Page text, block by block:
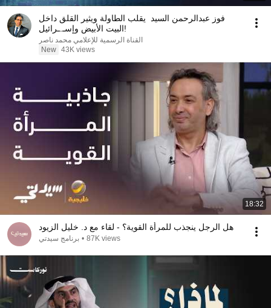
فوز عبدالرحمن السيد يقلب الطاولة ويثير القلق داخل
البيت الأبيض وإسـ.ـرائيل!
القناة الرسمية للإعلامي محمد ناصر
New 43K views
18:32
هل الرجل ينجذب للمرأة القوية؟ - لقاء مع د. خليل الزيود
برنامج سيدتي • 87K views